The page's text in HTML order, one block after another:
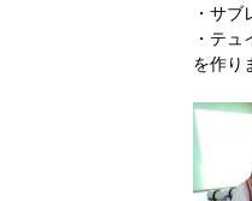
・サブ
・テュ
を作り